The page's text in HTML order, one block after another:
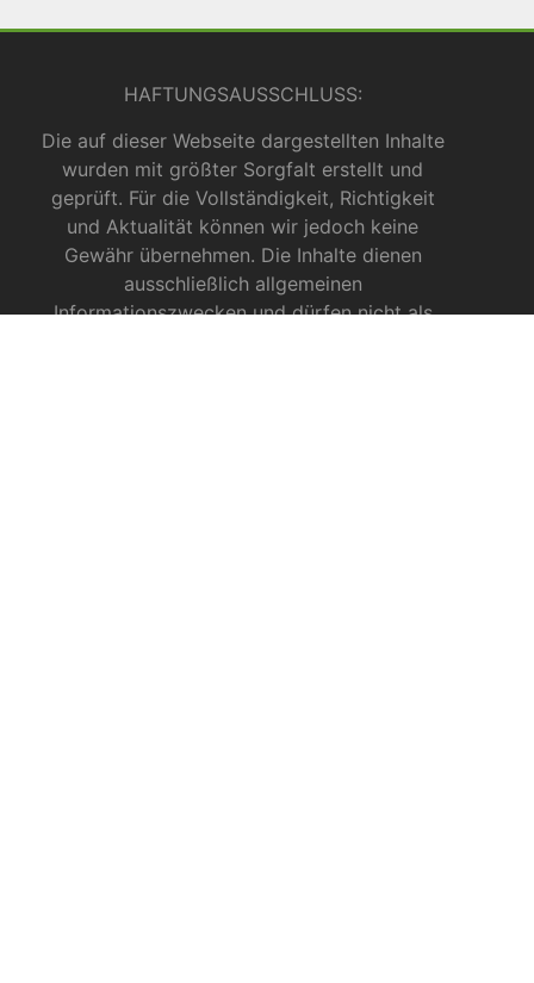
HAFTUNGSAUSSCHLUSS:
Die auf dieser Webseite dargestellten Inhalte
wurden mit größter Sorgfalt erstellt und
geprüft. Für die Vollständigkeit, Richtigkeit
und Aktualität können wir jedoch keine
Gewähr übernehmen. Die Inhalte dienen
ausschließlich allgemeinen
Informationszwecken und dürfen nicht als